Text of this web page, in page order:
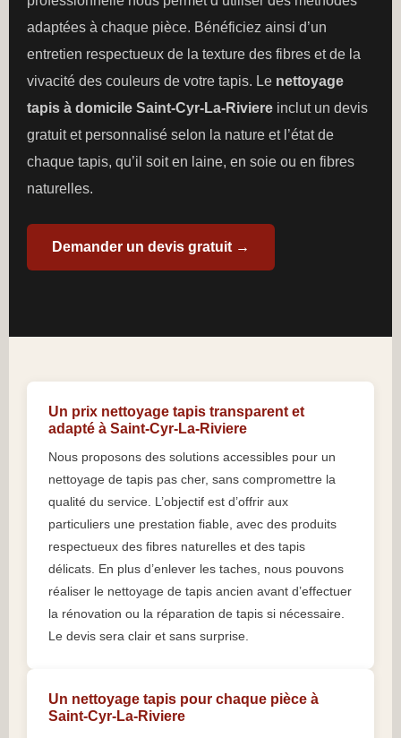
adaptées à chaque pièce. Bénéficiez ainsi d’un
entretien respectueux de la texture des fibres et de la
vivacité des couleurs de votre tapis. Le nettoyage
tapis à domicile Saint-Cyr-La-Riviere inclut un devis
gratuit et personnalisé selon la nature et l’état de
chaque tapis, qu’il soit en laine, en soie ou en fibres
naturelles.
Demander un devis gratuit →
Un prix nettoyage tapis transparent et
adapté à Saint-Cyr-La-Riviere
Nous proposons des solutions accessibles pour un
nettoyage de tapis pas cher, sans compromettre la
qualité du service. L’objectif est d’offrir aux
particuliers une prestation fiable, avec des produits
respectueux des fibres naturelles et des tapis
délicats. En plus d’enlever les taches, nous pouvons
réaliser le nettoyage de tapis ancien avant d’effectuer
la rénovation ou la réparation de tapis si nécessaire.
Le devis sera clair et sans surprise.
Un nettoyage tapis pour chaque pièce à
Saint-Cyr-La-Riviere